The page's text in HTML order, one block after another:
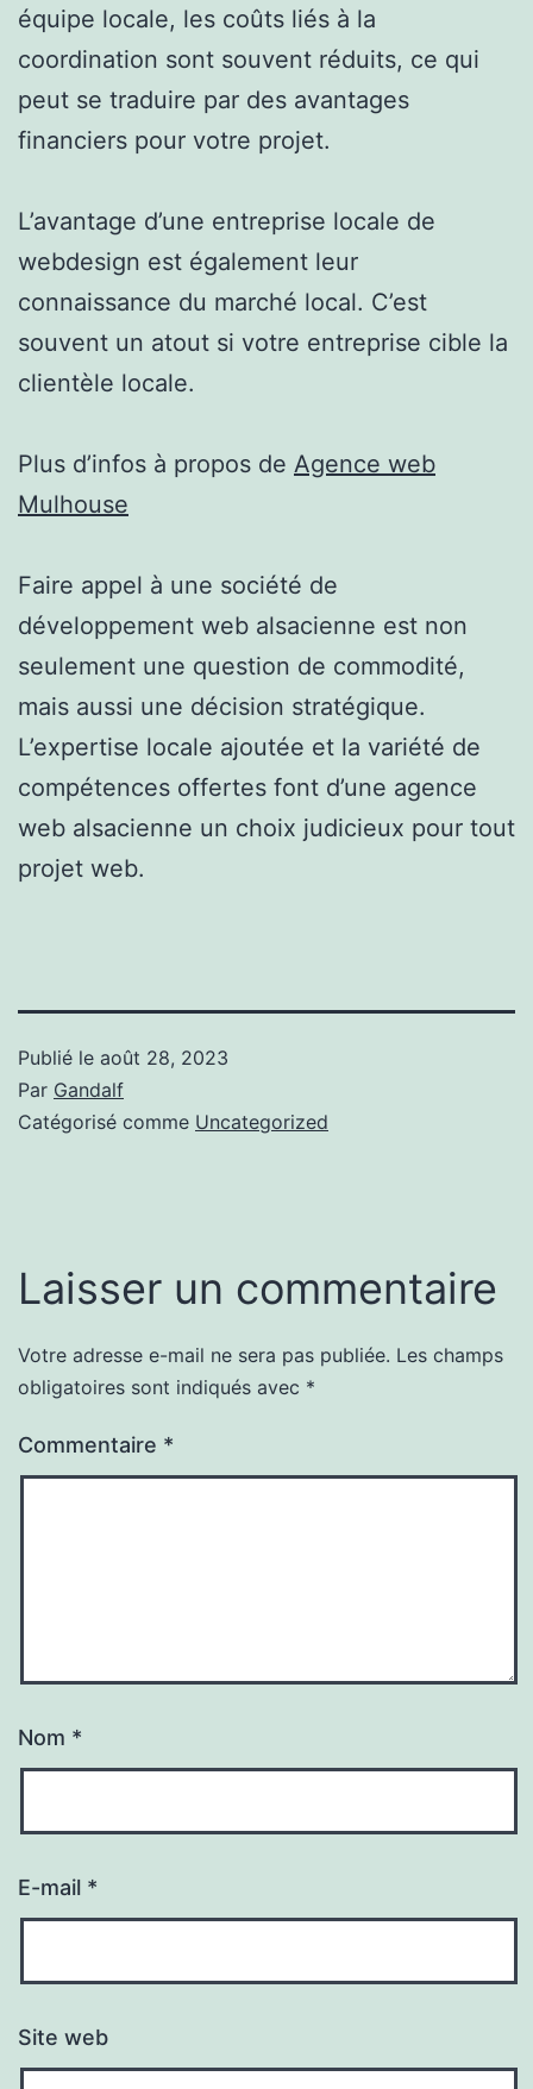
équipe locale, les coûts liés à la
coordination sont souvent réduits, ce qui
peut se traduire par des avantages
financiers pour votre projet.
L’avantage d’une entreprise locale de
webdesign est également leur
connaissance du marché local. C’est
souvent un atout si votre entreprise cible la
clientèle locale.
Plus d’infos à propos de Agence web
Mulhouse
Faire appel à une société de
développement web alsacienne est non
seulement une question de commodité,
mais aussi une décision stratégique.
L’expertise locale ajoutée et la variété de
compétences offertes font d’une agence
web alsacienne un choix judicieux pour tout
projet web.
Publié le août 28, 2023
Par Gandalf
Catégorisé comme Uncategorized
Laisser un commentaire
Votre adresse e-mail ne sera pas publiée. Les champs
obligatoires sont indiqués avec *
Commentaire *
Nom *
E-mail *
Site web